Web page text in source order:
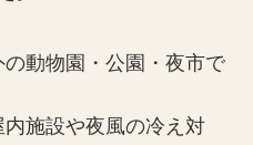
動物園・公園・夜市で
施設や夜風の冷え対